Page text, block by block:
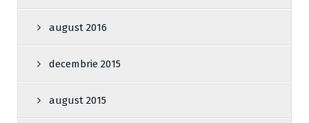
august 2016
decembrie 2015
august 2015